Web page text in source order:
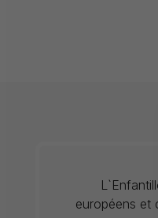
européens et